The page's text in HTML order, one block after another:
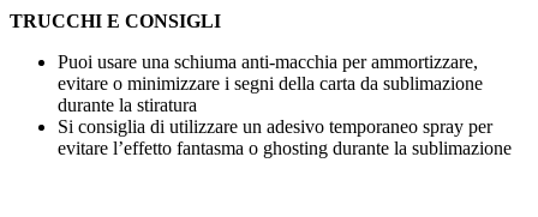
TRUCCHI E CONSIGLI
Puoi usare una schiuma anti-macchia per ammortizzare,
evitare o minimizzare i segni della carta da sublimazione
durante la stiratura
Si consiglia di utilizzare un adesivo temporaneo spray per
evitare l’effetto fantasma o ghosting durante la sublimazione